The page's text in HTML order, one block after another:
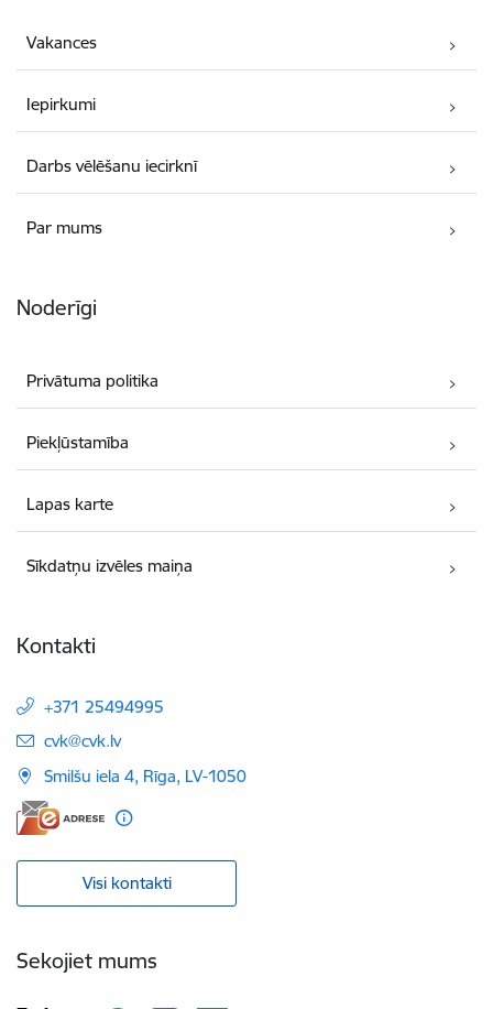
Vakances
Iepirkumi
Darbs vēlēšanu iecirknī
Par mums
Noderīgi
Privātuma politika
Piekļūstamība
Lapas karte
Sīkdatņu izvēles maiņa
Kontakti
+371 25494995
E-pasts:
cvk@cvk.lv
Smilšu iela 4, Rīga, LV-1050
Visi kontakti
Sekojiet mums